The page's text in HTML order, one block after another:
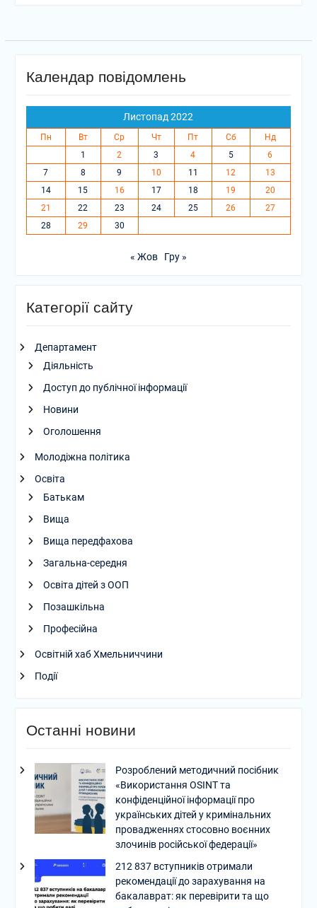
Календар повідомлень
Листопад 2022
Пн Вт Ср Чт Пт Сб
Нд
1
2 3 4 5
6
7
8 9 10 11 12
13
14
15 16 17 18 19
20
21
22 23 24 25 26
27
28
29 30
« Жов Гру »
Категорії сайту
Департамент
Діяльність
Доступ до публічної інформації
Новини
Оголошення
Молодіжна політика
Освіта
Батькам
Вища
Вища передфахова
Загальна-середня
Освіта дітей з ООП
Позашкільна
Професійна
Освітній хаб Хмельниччини
Події
Останні новини
Розроблений методичний посібник
«Використання OSINT та
конфіденційної інформації про
українських дітей у кримінальних
провадженнях стосовно воєнних
злочинів російської федерації»
212 837 вступників отримали
рекомендації до зарахування на
бакалаврат: як перевірити та що